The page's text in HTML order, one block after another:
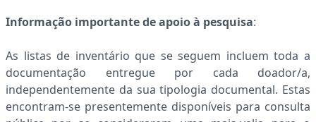
Informação importante de apoio à pesquisa:
As listas de inventário que se seguem incluem toda a
documentação entregue por cada doador/a,
independentemente da sua tipologia documental. Estas
encontram-se presentemente disponíveis para consulta